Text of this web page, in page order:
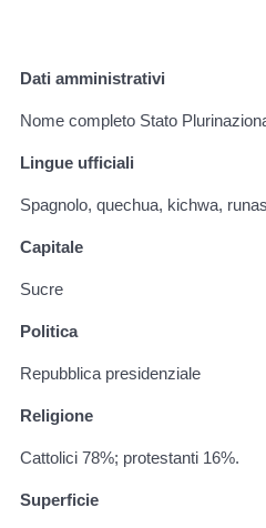
Dati amministrativi
Nome completo Stato
Lingue ufficiali
Spagnolo, quechua, kichwa,
Capitale
Sucre
Politica
Repubblica presidenziale
Religione
Cattolici 78%; protestanti 16%.
Superficie